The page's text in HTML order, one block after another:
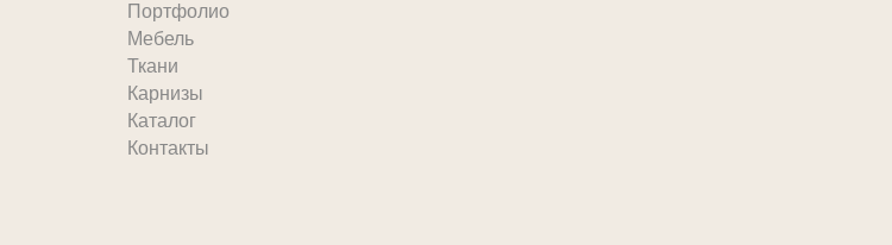
Портфолио
Мебель
Ткани
Карнизы
Каталог
Контакты